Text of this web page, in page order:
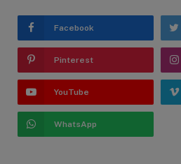
Facebook
Pinterest
YouTube
WhatsApp